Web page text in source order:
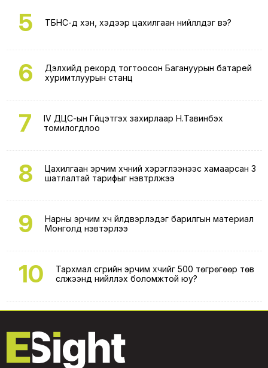
5 ТБНС-д хэн, хэдээр цахилгаан нийлүүлдэг вэ?
6
Дэлхийд рекорд тогтоосон Багануурын батарей
хуримтлуурын станц
7
IV ДЦС-ын Гүйцэтгэх захирлаар Н.Тавинбэх
томилогдлоо
8
Цахилгаан эрчим хүчний хэрэглээнээс хамаарсан 3
шатлалтай тарифыг нэвтрүүлжээ
9
Нарны эрчим хүч үйлдвэрлэдэг барилгын материал
Монголд нэвтэрлээ
10
Тархмал үүсгүүрийн эрчим хүчийг 500 төгрөгөөр төв
сүлжээнд нийлүүлэх боломжтой юу?